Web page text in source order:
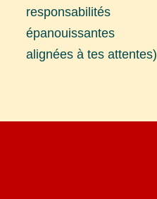
responsabilités
épanouissantes
alignées à tes attentes)